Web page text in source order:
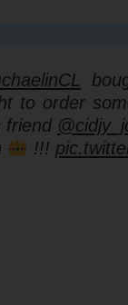
to order
friend
!!!